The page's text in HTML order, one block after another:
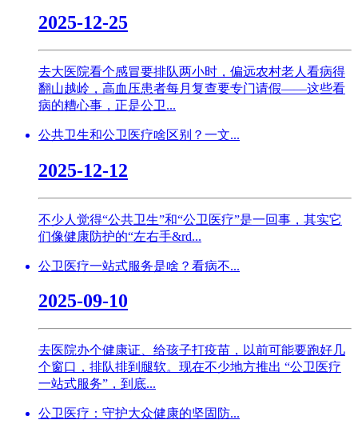
2025-12-25
去大医院看个感冒要排队两小时，偏远农村老人看病得
翻山越岭，高血压患者每月复查要专门请假——这些看
病的糟心事，正是公卫...
公共卫生和公卫医疗啥区别？一文...
2025-12-12
不少人觉得“公共卫生”和“公卫医疗”是一回事，其实它
们像健康防护的“左右手&rd...
公卫医疗一站式服务是啥？看病不...
2025-09-10
去医院办个健康证、给孩子打疫苗，以前可能要跑好几
个窗口，排队排到腿软。现在不少地方推出 “公卫医疗
一站式服务”，到底...
公卫医疗：守护大众健康的坚固防...